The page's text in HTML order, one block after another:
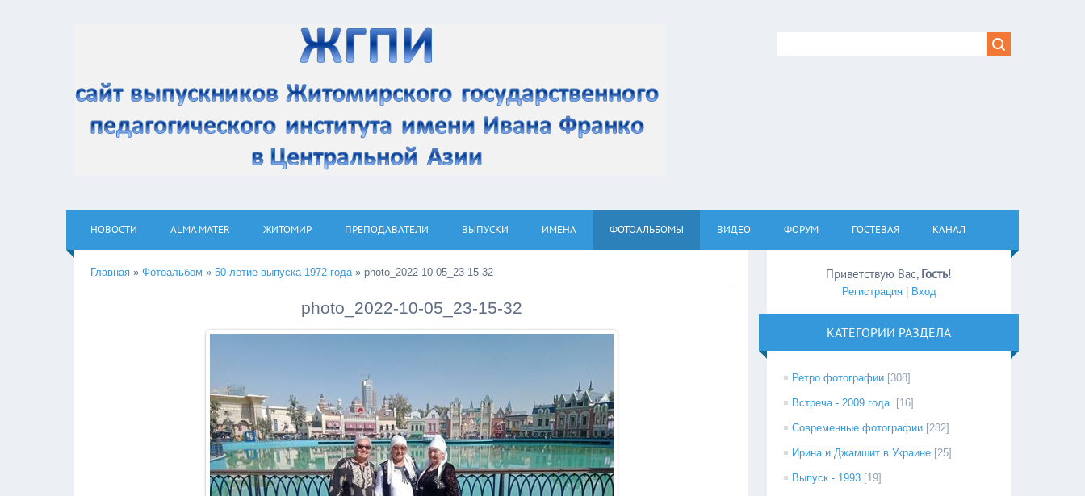
НОВОСТИ ALMA MATER ЖИТОМИР ПРЕПОДАВАТЕЛИ ВЫПУСКИ ИМЕНА ФОТОАЛЬБОМЫ ВИДЕО ФОРУМ ГОСТЕВАЯ КАНАЛ
Главная » Фотоальбом » 50-летие выпуска 1972 года» photo_2022-10-05_23-15-32
photo_2022-10-05_23-15-32
Приветствую Вас, Гость!
Регистрация| Вход
КАТЕГОРИИ РАЗДЕЛА
Ретро фотографии [308]
Встреча - 2009 года. [16]
Современные фотографии [282]
Ирина и Джамшит в Украине [25]
Выпуск - 1993 [19]